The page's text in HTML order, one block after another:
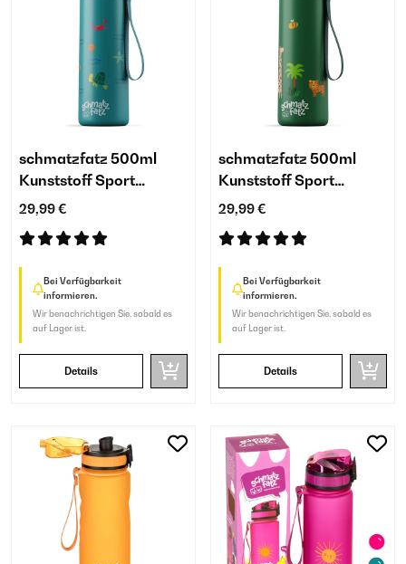
schmatzfatz 500ml
Kunststoff Sport
Trinkflasche Kinder
29,99 €
Bei Verfügbarkeit
informieren.
Wir benachrichtigen Sie, sobald es
auf Lager ist.
Details
schmatzfatz 500ml
Kunststoff Sport
Trinkflasche Kinder
29,99 €
Bei Verfügbarkeit
informieren.
Wir benachrichtigen Sie, sobald es
auf Lager ist.
Details